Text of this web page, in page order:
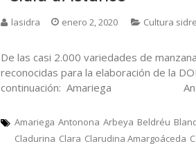
lasidra enero 2, 2020 Cultura
De las casi 2.000 variedades de
reconocidas para la elaboración de la
continuación: Amariega
Amariega Antonona Arbeya Beldréu
Cladurina Clara Clarudina Amargoáceda